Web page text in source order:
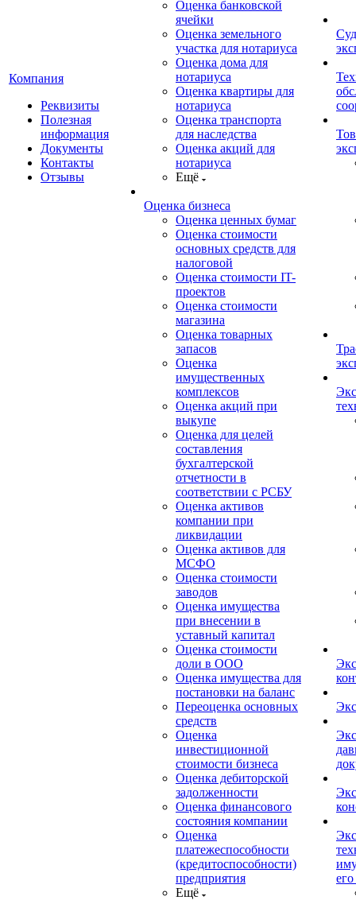
Компания
Реквизиты
Полезная
информация
Документы
Контакты
Отзывы
Оценка банковской
ячейки
Оценка земельного
участка для нотариуса
Оценка дома для
нотариуса
Оценка квартиры для
нотариуса
Оценка транспорта
для наследства
Оценка акций для
нотариуса
Ещё
Оценка бизнеса
Оценка ценных бумаг
Оценка стоимости
основных средств для
налоговой
Оценка стоимости IT-
проектов
Оценка стоимости
магазина
Оценка товарных
запасов
Оценка
имущественных
комплексов
Оценка акций при
выкупе
Оценка для целей
составления
бухгалтерской
отчетности в
соответствии с РСБУ
Оценка активов
компании при
ликвидации
Оценка активов для
МСФО
Оценка стоимости
заводов
Оценка имущества
при внесении в
уставный капитал
Оценка стоимости
доли в ООО
Оценка имущества для
постановки на баланс
Переоценка основных
средств
Оценка
инвестиционной
стоимости бизнеса
Оценка дебиторской
задолженности
Оценка финансового
состояния компании
Оценка
платежеспособности
(кредитоспособности)
предприятия
Ещё